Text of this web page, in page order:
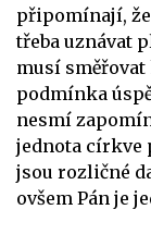
připomínají,
třeba uznávat
musí směřovat
podmínka
nesmí
jednota církve
jsou rozličné
ovšem Pán je